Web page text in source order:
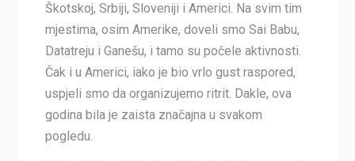
Škotskoj, Srbiji, Sloveniji i Americi. Na svim tim
mjestima, osim Amerike, doveli smo Sai Babu,
Datatreju i Ganešu, i tamo su počele aktivnosti.
Čak i u Americi, iako je bio vrlo gust raspored,
uspjeli smo da organizujemo ritrit. Dakle, ova
godina bila je zaista značajna u svakom
pogledu.